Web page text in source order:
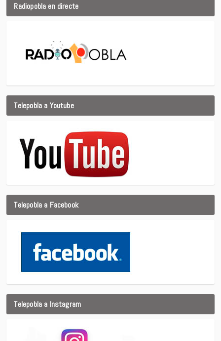
Radiopobla en directe
Telepobla a Youtube
Telepobla a Facebook
Telepobla a Instagram